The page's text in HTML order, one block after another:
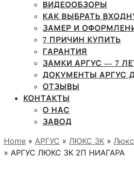
ВИДЕООБЗОРЫ
КАК ВЫБРАТЬ
ЗАМЕР И
7 ПРИЧИН КУПИТЬ
ГАРАНТИЯ
ЗАМКИ АРГУС — 7
ДОКУМЕНТЫ АРГУС
ОТЗЫВЫ
КОНТАКТЫ
О НАС
ЗАВОД
Home » АРГУС » ЛЮКС 3К »
» АРГУС ЛЮКС 3К 2П НИАГАРА